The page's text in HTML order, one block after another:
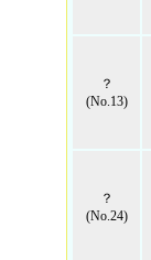
？
(No.13)
？
(No.24)